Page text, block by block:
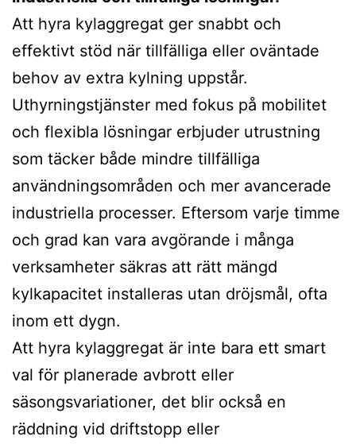
Att hyra kylaggregat ger snabbt och
effektivt stöd när tillfälliga eller oväntade
behov av extra kylning uppstår.
Uthyrningstjänster med fokus på mobilitet
och flexibla lösningar erbjuder utrustning
som täcker både mindre tillfälliga
användningsområden och mer avancerade
industriella processer. Eftersom varje timme
och grad kan vara avgörande i många
verksamheter säkras att rätt mängd
kylkapacitet installeras utan dröjsmål, ofta
inom ett dygn.
Att hyra kylaggregat är inte bara ett smart
val för planerade avbrott eller
säsongsvariationer, det blir också en
räddning vid driftstopp eller